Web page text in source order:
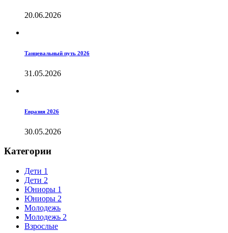
20.06.2026
Танцевальный путь 2026
31.05.2026
Евразия 2026
30.05.2026
Категории
Дети 1
Дети 2
Юниоры 1
Юниоры 2
Молодежь
Молодежь 2
Взрослые